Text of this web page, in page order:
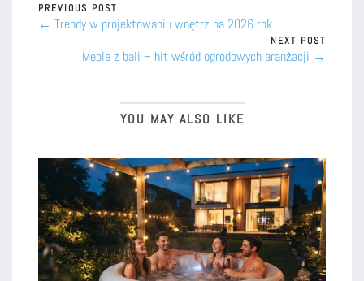
PREVIOUS POST
← Trendy w projektowaniu wnętrz na 2026 rok
NEXT POST
Meble z bali – hit wśród ogrodowych aranżacji →
YOU MAY ALSO LIKE